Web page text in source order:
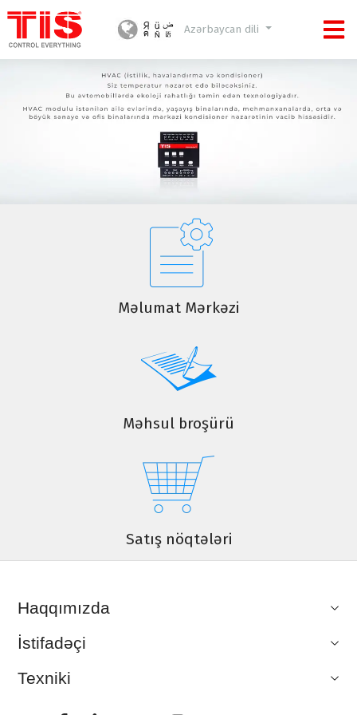
Azərbaycan dili
Məlumat Mərkəzi
Məhsul broşürü
Satış nöqtələri
Haqqımızda
İstifadəçi
Texniki